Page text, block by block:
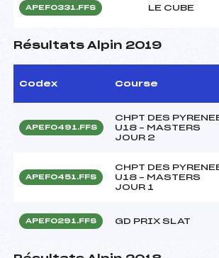
APEF0331.FFS LE CUBE
Résultats Alpin 2019
Codex Course
APEF0491.FFS
CHPT DES
U18 – MASTERS
JOUR 2
APEF0451.FFS
CHPT DES
U18 – MASTERS
JOUR 1
APEF0291.FFS GD PRIX SLAT